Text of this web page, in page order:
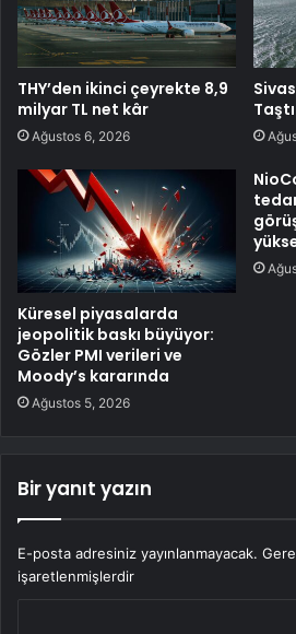
THY’den ikinci çeyrekte 8,9
milyar TL net kâr
Ağustos 6, 2026
Taştı
Küresel piyasalarda
jeopolitik baskı büyüyor:
Gözler PMI verileri ve
Moody’s kararında
Ağustos 5, 2026
Bir yanıt yazın
E-posta adresiniz yayınlanmayacak.
işaretlenmişlerdir